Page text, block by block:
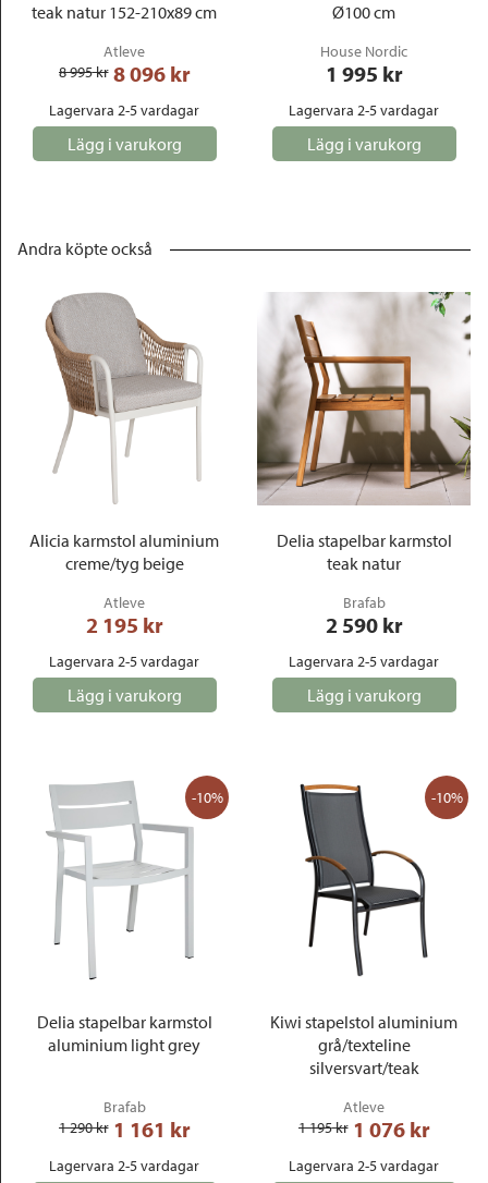
teak natur 152-210x89 cm
Atleve
8 995 kr 8 096 kr
Lagervara 2-5 vardagar
Lägg i varukorg
Ø100 cm
House Nordic
1 995 kr
Lagervara 2-5 vardagar
Lägg i varukorg
Andra köpte också
Alicia karmstol aluminium
creme/tyg beige
Atleve
2 195 kr
Lagervara 2-5 vardagar
Lägg i varukorg
Delia stapelbar karmstol
teak natur
Brafab
2 590 kr
Lagervara 2-5 vardagar
Lägg i varukorg
-10%
Delia stapelbar karmstol
aluminium light grey
Brafab
1 290 kr 1 161 kr
Lagervara 2-5 vardagar
-10%
Kiwi stapelstol aluminium
grå/texteline
silversvart/teak
Atleve
1 195 kr 1 076 kr
Lagervara 2-5 vardagar